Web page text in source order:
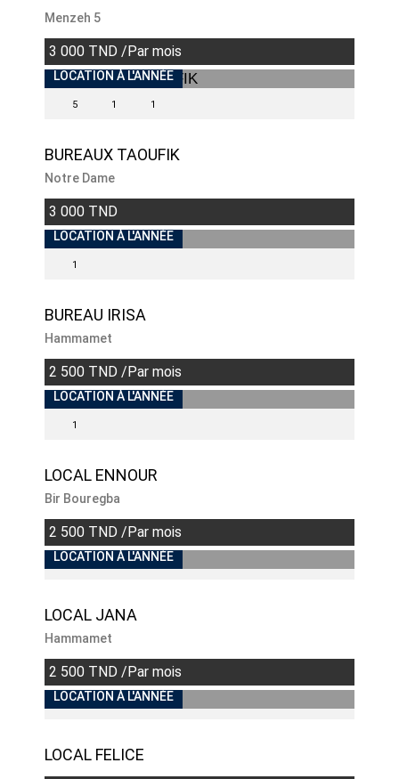
Menzeh 5
3 000 TND /Par mois
LOCATION À L'ANNÉE
5 1 1
BUREAUX TAOUFIK
Notre Dame
3 000 TND
LOCATION À L'ANNÉE
1
BUREAU IRISA
Hammamet
2 500 TND /Par mois
INDISPONIBLE
LOCATION À L'ANNÉE
1
LOCAL ENNOUR
Bir Bouregba
2 500 TND /Par mois
LOCATION À L'ANNÉE
LOCAL JANA
Hammamet
2 500 TND /Par mois
LOCATION À L'ANNÉE
LOCAL FELICE